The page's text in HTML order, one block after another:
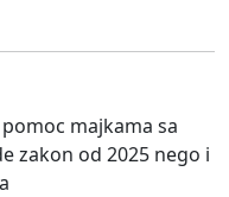
majkama sa
zakon od 2025 nego i